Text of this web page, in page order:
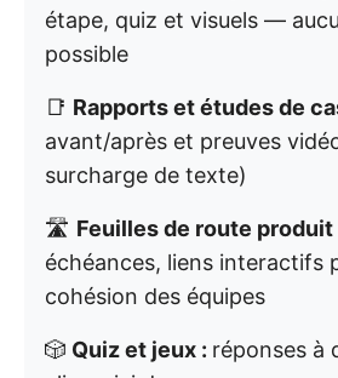
étape, quiz et visuels —
possible
📑 Rapports et études de
avant/après et preuves
surcharge de texte)
🛣️ Feuilles de route produit
échéances, liens interactifs
cohésion des équipes
🎲 Quiz et jeux : réponses à